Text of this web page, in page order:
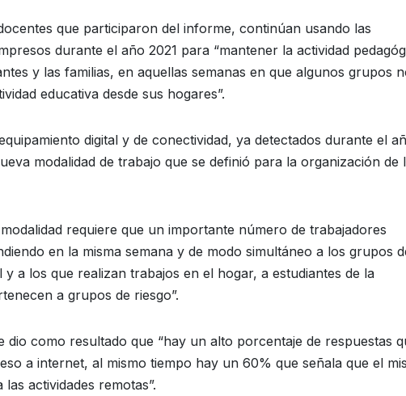
que participaron del informe, continúan usando las
durante el año 2021 para “mantener la actividad
y las familias, en aquellas semanas en que algunos grupos
educativa desde sus hogares”.
digital y de conectividad, ya detectados durante el
modalidad de trabajo que se definió para la organización de
requiere que un importante número de trabajadores
en la misma semana y de modo simultáneo a los grupos
y a los que realizan trabajos en el hogar, a estudiantes de la
a grupos de riesgo”.
como resultado que “hay un alto porcentaje de respuestas
a internet, al mismo tiempo hay un 60% que señala que el
actividades remotas”.